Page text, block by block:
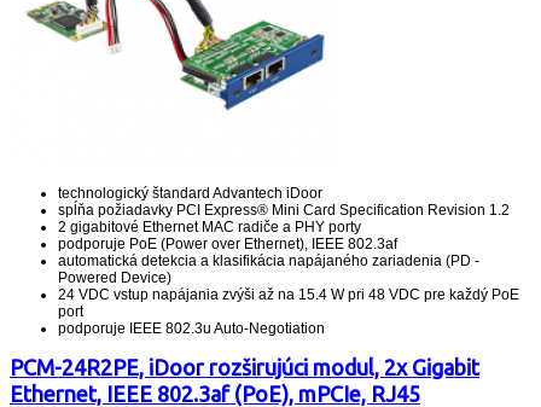
technologický štandard Advantech iDoor
spĺňa požiadavky PCI Express® Mini Card Specification Revision 1.2
2 gigabitové Ethernet MAC radiče a PHY porty
podporuje PoE (Power over Ethernet), IEEE 802.3af
automatická detekcia a klasifikácia napájaného zariadenia (PD -
Powered Device)
24 VDC vstup napájania zvýši až na 15.4 W pri 48 VDC pre každý PoE
port
podporuje IEEE 802.3u Auto-Negotiation
PCM-24R2PE, iDoor rozširujúci modul, 2x Gigabit
Ethernet, IEEE 802.3af (PoE), mPCIe, RJ45